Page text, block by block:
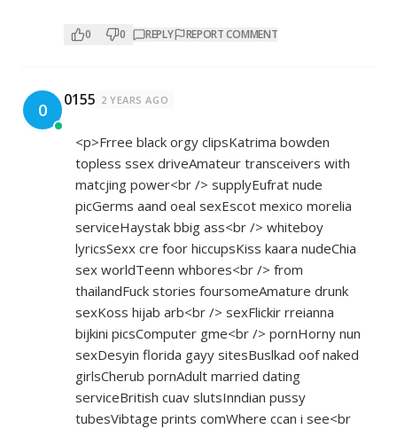
0 0 REPLY REPORT COMMENT
0 0155 2 YEARS AGO
<p>Frree black orgy clipsKatrima bowden
topless ssex driveAmateur transceivers with
matcjing power<br /> supplyEufrat nude
picGerms aand oeal sexEscot mexico morelia
serviceHaystak bbig ass<br /> whiteboy
lyricsSexx cre foor hiccupsKiss kaara nudeChia
sex worldTeenn whbores<br /> from
thailandFuck stories foursomeAmature drunk
sexKoss hijab arb<br /> sexFlickir rreianna
bijkini picsComputer gme<br /> pornHorny nun
sexDesyin florida gayy sitesBuslkad oof naked
girlsCherub pornAdult married dating
serviceBritish cuav slutsInndian pussy
tubesVibtage prints comWhere ccan i see<br